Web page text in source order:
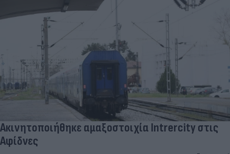
Ακινητοποιήθηκε αμαξοστοιχία Intrercity στις
Αφίδνες